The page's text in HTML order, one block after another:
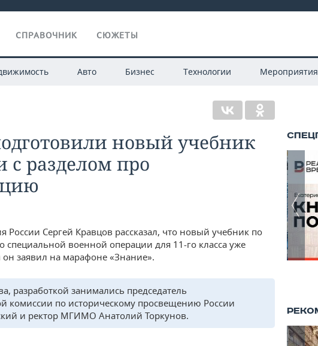
СПРАВОЧНИК СЮЖЕТЫ
Авто Бизнес Технологии Мероприятия
новый учебник
с разделом про
Сергей Кравцов рассказал, что новый учебник по
специальной военной операции для 11-го класса уже
заявил на марафоне «Знание».
разработкой занимались председатель
комиссии по историческому просвещению России
и ректор МГИМО Анатолий Торкунов.